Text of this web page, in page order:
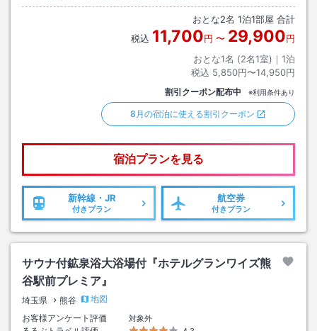
おとな2名 1泊1部屋 合計
税込 11,700円 〜 29,900円
おとな1名 (2名1室)｜ 1泊
税込 5,850円〜14,950円
割引クーポン配布中 ※利用条件あり
8月の宿泊に使える割引クーポン
宿泊プランを見る
新幹線・JR
付きプラン
航空券
付きプラン
サウナ付鉱泉浴大浴場付『ホテルグランワイズ熊
谷駅前プレミア』
埼玉県 熊谷
地図
お客様アンケート評価
対象外